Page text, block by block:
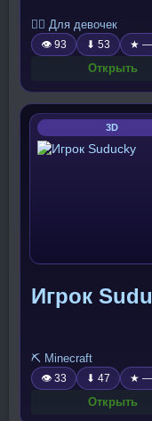
🧍‍♀️ Для девочек
👁 93 ⬇ 53 ★ —
Открыть
3D
Игрок
⛏️ Minecraft
👁 33 ⬇ 47 ★ —
Открыть